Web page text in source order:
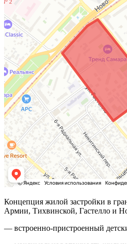
Концепция жилой застройки в
Армии, Тихвинской, Гастелло и
— встроенно-пристроенный